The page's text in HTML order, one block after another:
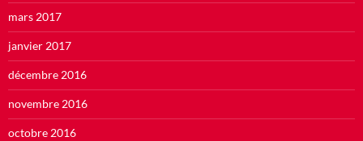
mars 2017
janvier 2017
décembre 2016
novembre 2016
octobre 2016